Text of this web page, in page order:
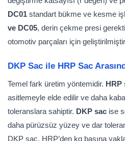
DC01 standart bükme ve kesme
ve DC05, derin çekme presi
otomotiv parçaları için
DKP Sac ile HRP Sac
Temel fark üretim yöntemidir. HRP
asitlemeyle elde edilir ve daha
toleranslara sahiptir. DKP sac ise
daha pürüzsüz yüzey ve dar
DKP sac, HRP’den kg başına